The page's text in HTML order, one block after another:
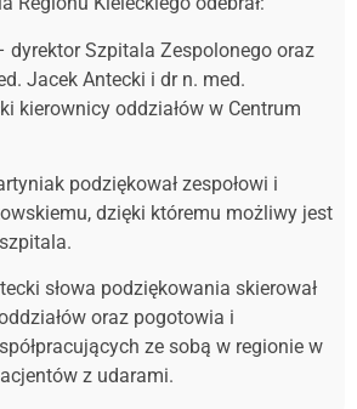
dyrektor Szpitala Zespolonego oraz
Jacek Antecki i dr n. med.
kierownicy oddziałów w Centrum
podziękował zespołowi i
dzięki któremu możliwy jest
słowa podziękowania skierował
oraz pogotowia i
ze sobą w regionie w
z udarami.